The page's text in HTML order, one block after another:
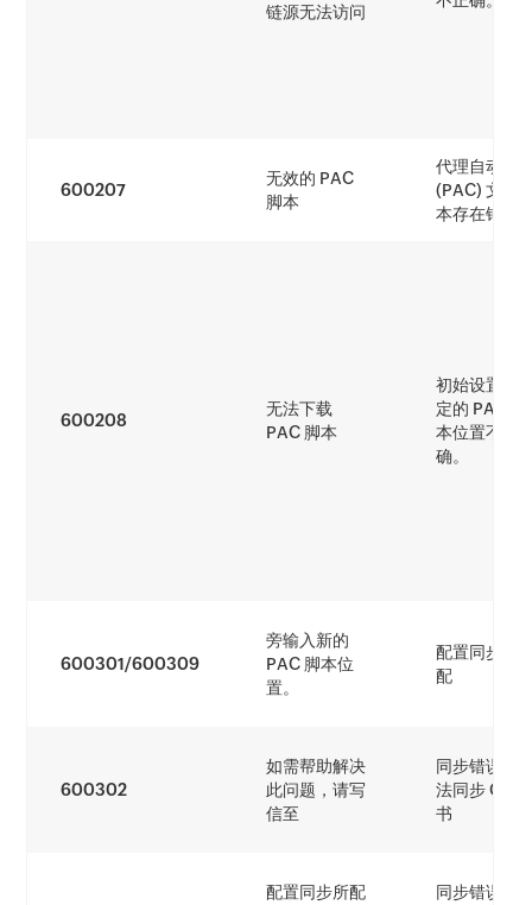
链源无法访问
600207
无效的 PAC
脚本
代理自动配
(PAC) 文件
本存在错误
600208
无法下载
PAC 脚本
初始设置中
定的 PAC 脚
本位置不正
确。
600301/600309
旁输入新的
PAC 脚本位
置。
配置同步不
配
600302
如需帮助解决
此问题，请写
信至
同步错误 - 无
法同步 CA
书
配置同步所配
同步错误 - 无